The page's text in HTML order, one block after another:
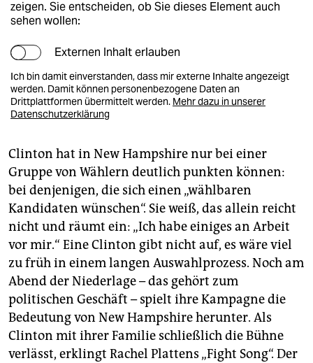
zeigen. Sie entscheiden, ob Sie dieses Element auch
sehen wollen:
Externen Inhalt erlauben
Ich bin damit einverstanden, dass mir externe Inhalte angezeigt
werden. Damit können personenbezogene Daten an
Drittplattformen übermittelt werden. Mehr dazu in unserer
Datenschutzerklärung
Clinton hat in New Hampshire nur bei einer
Gruppe von Wählern deutlich punkten können:
bei denjenigen, die sich einen „wählbaren
Kandidaten wünschen“. Sie weiß, das allein reicht
nicht und räumt ein: „Ich habe einiges an Arbeit
vor mir.“ Eine Clinton gibt nicht auf, es wäre viel
zu früh in einem langen Auswahlprozess. Noch am
Abend der Niederlage – das gehört zum
politischen Geschäft – spielt ihre Kampagne die
Bedeutung von New Hampshire herunter. Als
Clinton mit ihrer Familie schließlich die Bühne
verlässt, erklingt Rachel Plattens „Fight Song“. Der